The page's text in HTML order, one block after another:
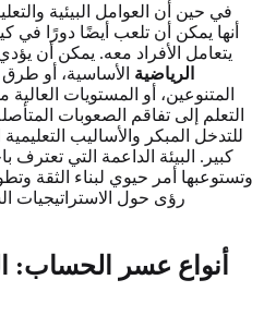
في حين أن العوامل البيئية
أنها يمكن أن تلعب أيضًا دورًا
يتعامل الأفراد معه. يمكن أن
الرياضية الأساسية، أو طرق
المتنوعين، أو المستويات
التعلم إلى تفاقم الصعوبات
للتدخل المبكر والأساليب
كبير. البيئة الداعمة التي تعترف
وتستوعبها أمر حيوي لبناء الثقة
رؤى حول الاستراتيجيات
أنواع عسر الحساب: